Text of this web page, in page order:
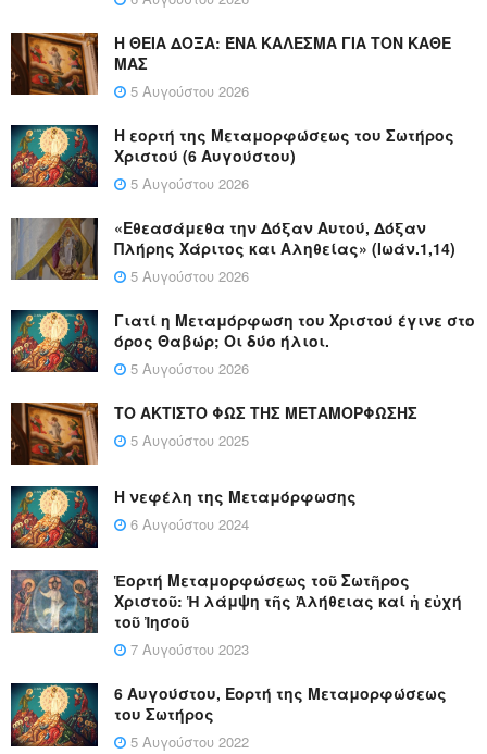
Η ΘΕΙΑ ΔΟΞΑ: ΈΝΑ ΚΑΛΕΣΜΑ ΓΙΑ ΤΟΝ ΚΑΘΕ
ΜΑΣ
5 Αυγούστου 2026
Η εορτή της Μεταμορφώσεως του Σωτήρος
Χριστού (6 Αυγούστου)
5 Αυγούστου 2026
«Εθεασάμεθα την Δόξαν Αυτού, Δόξαν
Πλήρης Χάριτος και Αληθείας» (Ιωάν.1,14)
5 Αυγούστου 2026
Γιατί η Μεταμόρφωση του Χριστού έγινε στο
όρος Θαβώρ; Οι δύο ήλιοι.
5 Αυγούστου 2026
ΤΟ ΑΚΤΙΣΤΟ ΦΩΣ ΤΗΣ ΜΕΤΑΜΟΡΦΩΣΗΣ
5 Αυγούστου 2025
Η νεφέλη της Μεταμόρφωσης
6 Αυγούστου 2024
Ἑορτή Μεταμορφώσεως τοῦ Σωτῆρος
Χριστοῦ: Ἡ λάμψη τῆς Ἀλήθειας καί ἡ εὐχή
τοῦ Ἰησοῦ
7 Αυγούστου 2023
6 Αυγούστου, Εορτή της Μεταμορφώσεως
του Σωτήρος
5 Αυγούστου 2022